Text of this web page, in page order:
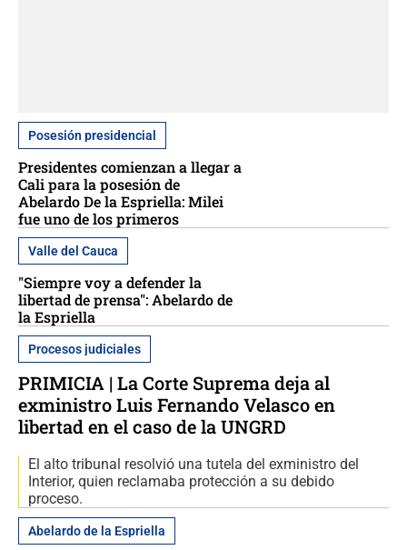
Posesión presidencial
Presidentes comienzan a llegar a
Cali para la posesión de
Abelardo De la Espriella: Milei
fue uno de los primeros
Valle del Cauca
"Siempre voy a defender la
libertad de prensa": Abelardo de
la Espriella
Procesos judiciales
PRIMICIA | La Corte Suprema deja al
exministro Luis Fernando Velasco en
libertad en el caso de la UNGRD
El alto tribunal resolvió una tutela del exministro del
Interior, quien reclamaba protección a su debido
proceso.
Abelardo de la Espriella